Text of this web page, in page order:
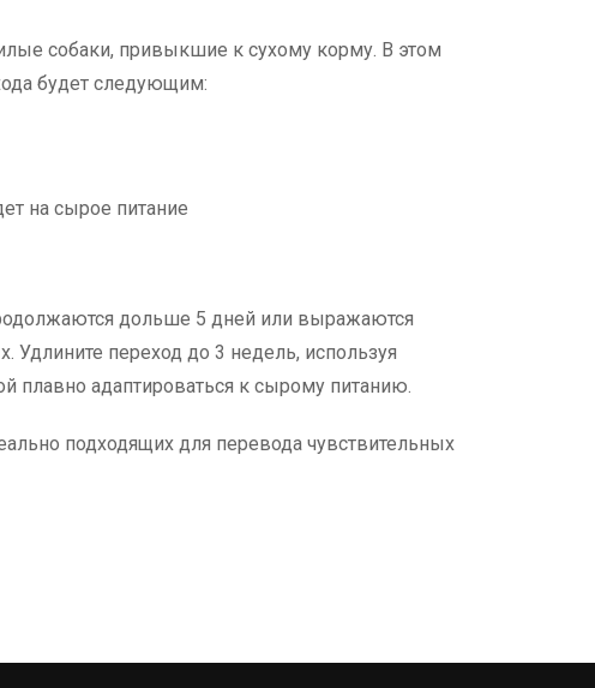
собаки, привыкшие к сухому корму. В этом
будет следующим:
на сырое питание
дольше 5 дней или выражаются
переход до 3 недель, используя
плавно адаптироваться к сырому питанию.
подходящих для перевода чувствительных